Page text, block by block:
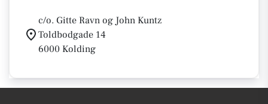
c/o. Gitte Ravn og John Kuntz
Toldbodgade 14
6000 Kolding